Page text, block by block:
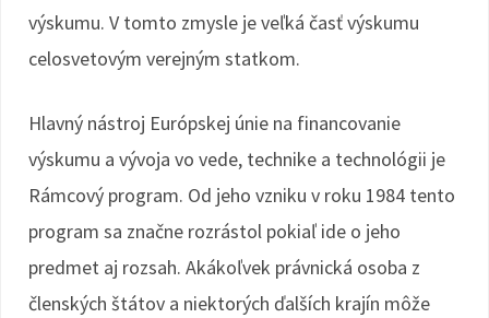
výskumu. V tomto zmysle je veľká časť výskumu
celosvetovým verejným statkom.
Hlavný nástroj Európskej únie na financovanie
výskumu a vývoja vo vede, technike a technológii je
Rámcový program. Od jeho vzniku v roku 1984 tento
program sa značne rozrástol pokiaľ ide o jeho
predmet aj rozsah. Akákoľvek právnická osoba z
členských štátov a niektorých ďalších krajín môže